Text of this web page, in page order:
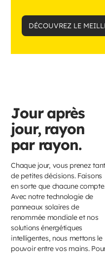
DÉCOUVREZ LE
Jour après
jour, rayon
par rayon.
Chaque jour, vous prenez tant
de petites décisions. Faisons
en sorte que chacune
Avec notre technologie de
panneaux solaires de
renommée mondiale et nos
solutions énergétiques
intelligentes, nous mettons le
pouvoir entre vos mains.